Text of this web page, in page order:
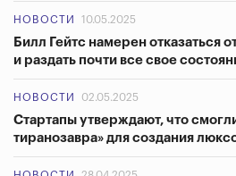
НОВОСТИ 10.05.2025
Билл Гейтс намерен отказаться
и раздать почти все свое
НОВОСТИ 02.05.2025
Стартапы утверждают, что
тиранозавра» для создания